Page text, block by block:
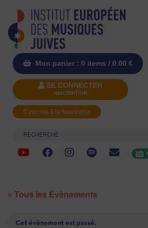
Mon panier : 0 items / 0.00 €
SE CONNECTER
INSCRIPTION
S'inscrire à la Newsletter
Recherche
« Tous les Évènements
Cet évènement est passé.